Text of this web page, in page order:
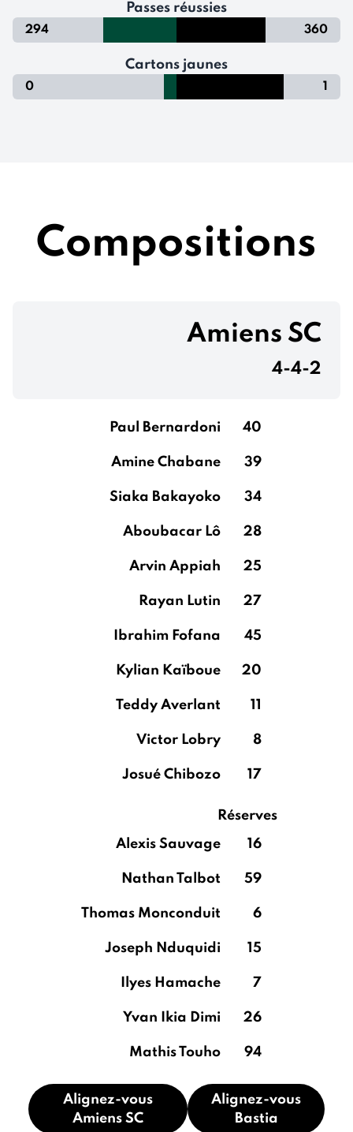
Passes réussies
294 360
Cartons jaunes
0 1
Compositions
Amiens SC
4-4-2
Paul Bernardoni 40
Amine Chabane 39
Siaka Bakayoko 34
Aboubacar Lô 28
Arvin Appiah 25
Rayan Lutin 27
Ibrahim Fofana 45
Kylian Kaïboue 20
Teddy Averlant 11
Victor Lobry 8
Josué Chibozo 17
Réserves
Alexis Sauvage
16
Nathan Talbot 59
Thomas Monconduit 6
Joseph Nduquidi 15
Ilyes Hamache 7
Yvan Ikia Dimi 26
Mathis Touho 94
Alignez-vous
Amiens SC
Alignez-vous
Bastia